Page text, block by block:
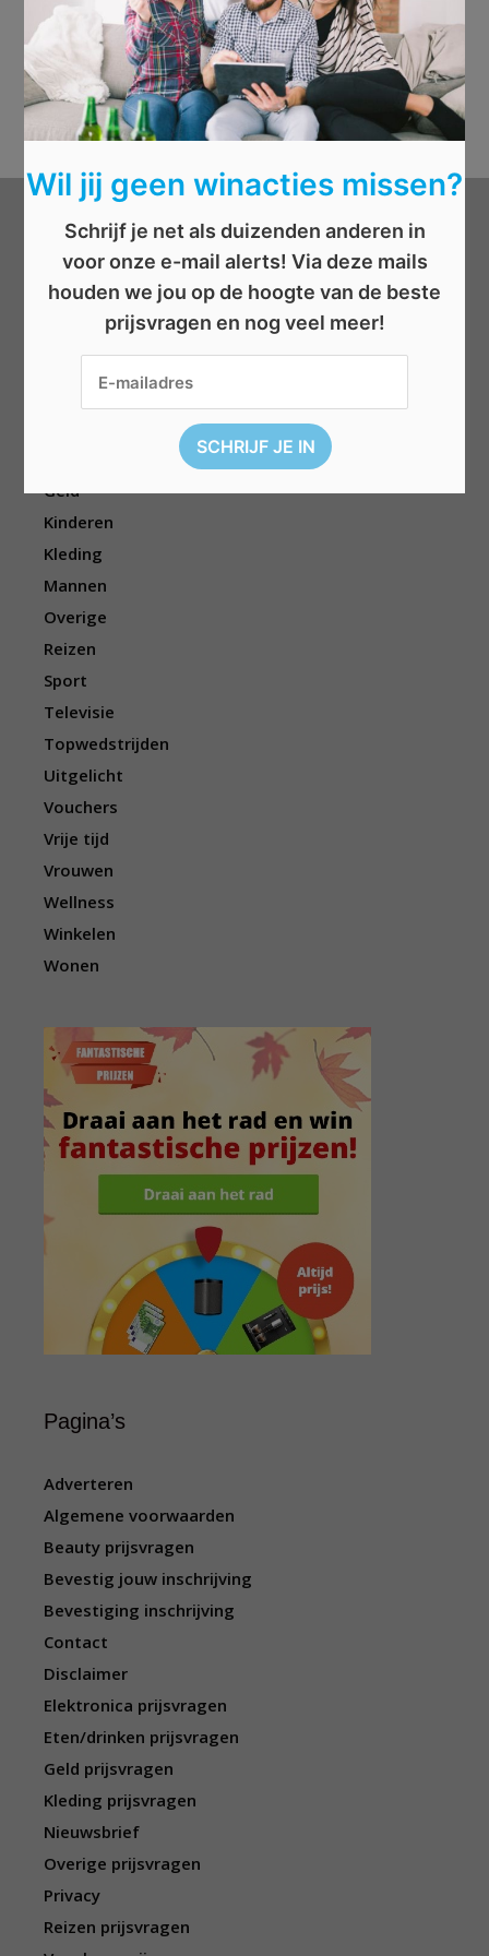
Categorieën
Beauty
Geld
Kinderen
Kleding
Mannen
Overige
Reizen
Sport
Televisie
Topwedstrijden
Uitgelicht
Vouchers
Vrije tijd
Vrouwen
Wellness
Winkelen
Wonen
Pagina’s
Adverteren
Algemene voorwaarden
Beauty prijsvragen
Bevestig jouw inschrijving
Bevestiging inschrijving
Contact
Disclaimer
Elektronica prijsvragen
Eten/drinken prijsvragen
Geld prijsvragen
Kleding prijsvragen
Nieuwsbrief
Overige prijsvragen
Privacy
Reizen prijsvragen
Wil jij geen winacties missen?
Schrijf je net als duizenden anderen in
voor onze e-mail alerts! Via deze mails
houden we jou op de hoogte van de beste
prijsvragen en nog veel meer!